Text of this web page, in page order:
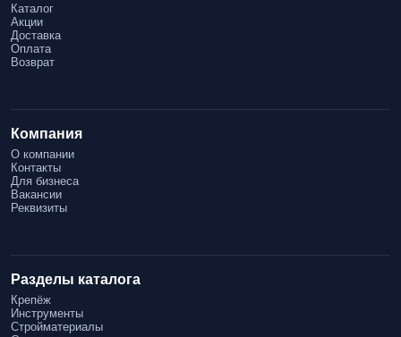
Каталог
Акции
Доставка
Оплата
Возврат
Компания
О компании
Контакты
Для бизнеса
Вакансии
Реквизиты
Разделы каталога
Крепёж
Инструменты
Стройматериалы